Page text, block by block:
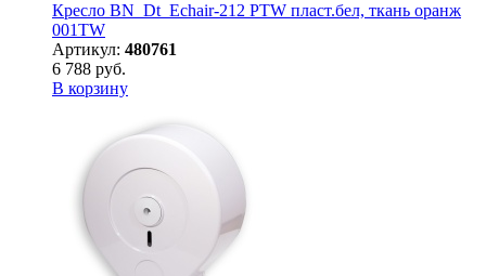
Кресло BN_Dt_Echair-212 PTW пласт.бел, ткань оранж
001TW
Артикул: 480761
6 788 руб.
В корзину